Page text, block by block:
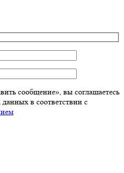
сообщение», вы соглашаетесь
в соответствии с